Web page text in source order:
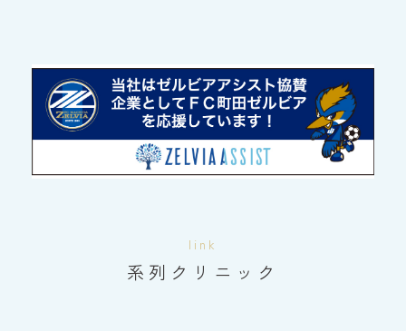
link
系列クリニック